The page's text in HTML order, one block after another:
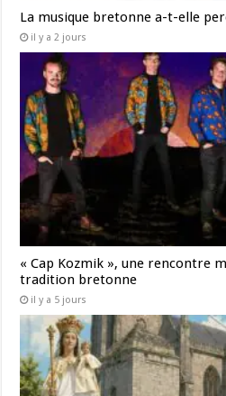
La musique bretonne a-t-elle
il y a 2 jours
« Cap Kozmik », une rencontre
tradition bretonne
il y a 5 jours